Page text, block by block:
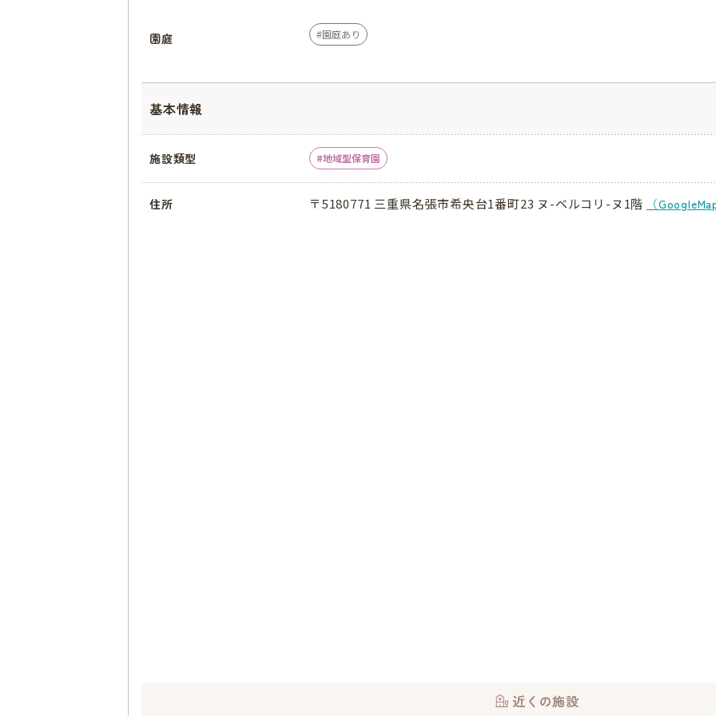
園庭 園庭あり
基本情報
施設類型 地域型保育園
住所 〒5180771 三重県名張市希央台1番町23 ヌ-ベルコリ-ヌ1階 （
近くの施設